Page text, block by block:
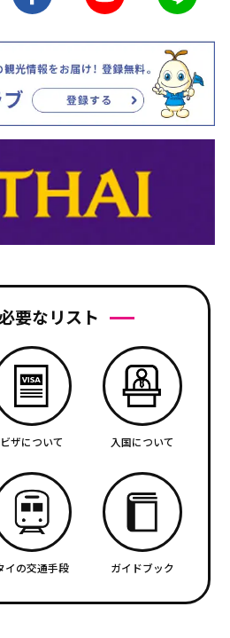
要なリスト
ビザについて 入国について
イの交通手段 ガイドブック